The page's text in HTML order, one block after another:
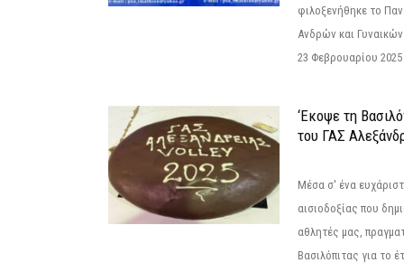
φιλοξενήθηκε το
Ανδρών και
23 Φεβρουαρίου
‘Εκοψε τη
του ΓΑΣ
Μέσα σ' ένα
αισιοδοξίας που
αθλητές μας,
Βασιλόπιτας για το